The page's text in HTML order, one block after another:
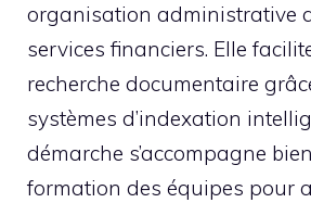
organisation administrative
services financiers. Elle
recherche documentaire
systèmes d’indexation
démarche s’accompagne
formation des équipes pour